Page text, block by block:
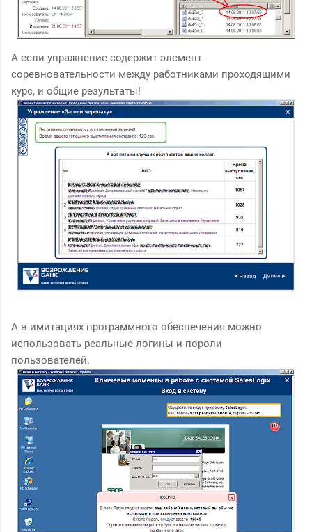
А если упражнение содержит элемент
соревновательности между работниками проходящими
курс, и общие результаты!
А в имитациях программного обеспечения можно
использовать реальные логины и пороли
пользователей.